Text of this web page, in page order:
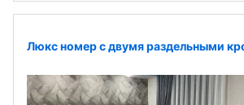
Люкс номер с двумя раздельными